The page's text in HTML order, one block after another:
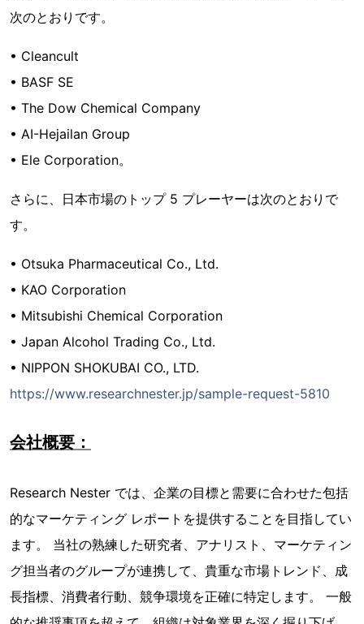
次のとおりです。
• Cleancult
• BASF SE
• The Dow Chemical Company
• AI-Hejailan Group
• Ele Corporation。
さらに、日本市場のトップ 5 プレーヤーは次のとおりで
す。
• Otsuka Pharmaceutical Co., Ltd.
• KAO Corporation
• Mitsubishi Chemical Corporation
• Japan Alcohol Trading Co., Ltd.
• NIPPON SHOKUBAI CO., LTD.
https://www.researchnester.jp/sample-request-5810
会社概要：
Research Nester では、企業の目標と需要に合わせた包括
的なマーケティング レポートを提供することを目指してい
ます。 当社の熟練した研究者、アナリスト、マーケティン
グ担当者のグループが連携して、貴重な市場トレンド、成
長指標、消費者行動、競争環境を正確に特定します。 一般